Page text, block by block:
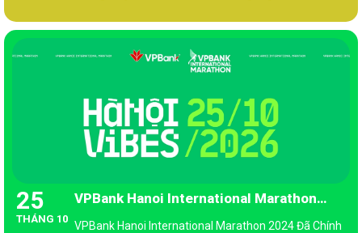
Rừng Già, Những Đỉnh Núi Đá Vôi Chót Vót, Thác Nước
Và Những Cánh Đồng Lúa Dập Dờn Trong Gió.
25
THÁNG 10
VPBank Hanoi International Marathon
2026
VPBank Hanoi International Marathon 2024 Đã Chính